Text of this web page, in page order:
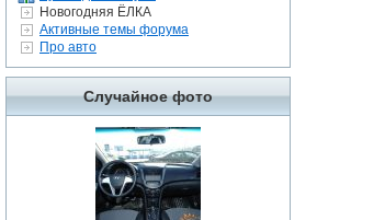
Новогодняя ЁЛКА
Активные темы форума
Про авто
Случайное фото